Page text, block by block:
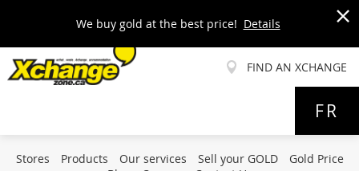
We buy gold at the best price! Details
x
FIND AN XCHANGE
FR
Stores Products Our services Sell your GOLD
Gold Price